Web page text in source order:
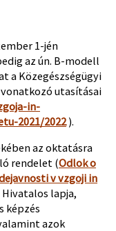
1-jén
az ún. B-modell
a Közegészségügyi
utasításai
in-
2021/2022).
az oktatásra
rendelet (Odlok o
v vzgoji in
Hivatalos lapja,
képzés
azok